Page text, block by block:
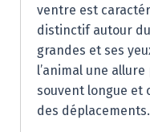
ventre est
distinctif autour
grandes et ses
l’animal une
souvent longue et
des déplacements.